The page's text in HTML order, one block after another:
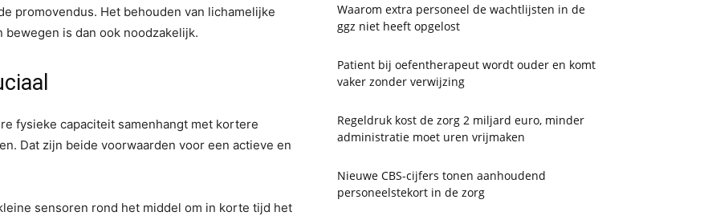
promovendus. Het behouden van lichamelijke
is dan ook noodzakelijk.
fysieke capaciteit samenhangt met kortere
Dat zijn beide voorwaarden voor een actieve en
sensoren rond het middel om in korte tijd het
Waarom extra personeel de wachtlijsten in de
ggz niet heeft opgelost
Patient bij oefentherapeut wordt ouder en komt
vaker zonder verwijzing
Regeldruk kost de zorg 2 miljard euro, minder
administratie moet uren vrijmaken
Nieuwe CBS-cijfers tonen aanhoudend
personeelstekort in de zorg